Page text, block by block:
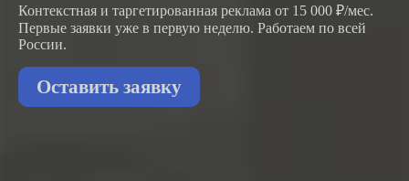
Контекстная и таргетированная реклама от 15 000 ₽/мес.
Первые заявки уже в первую неделю. Работаем по всей
России.
Оставить заявку